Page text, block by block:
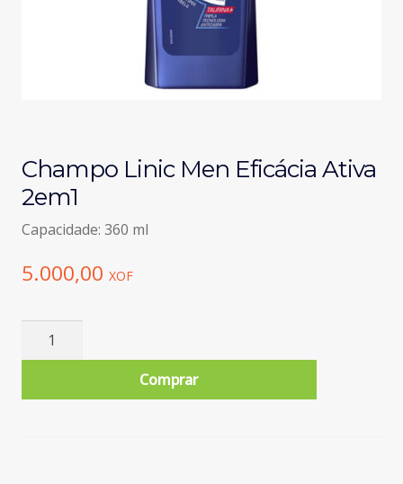
Champo Linic Men Eficácia Ativa
2em1
Capacidade: 360 ml
5.000,00 XOF
Quantidade
Linic
Comprar